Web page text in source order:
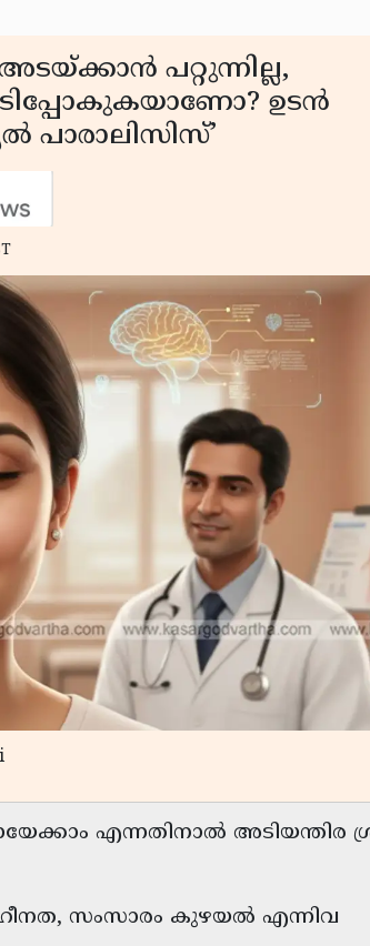
പറ്റുന്നില്ല,
ഉടൻ
പാരാലിസിസ്’
എന്നതിനാൽ അടിയന്തിര
സംസാരം കുഴയൽ എന്നിവ